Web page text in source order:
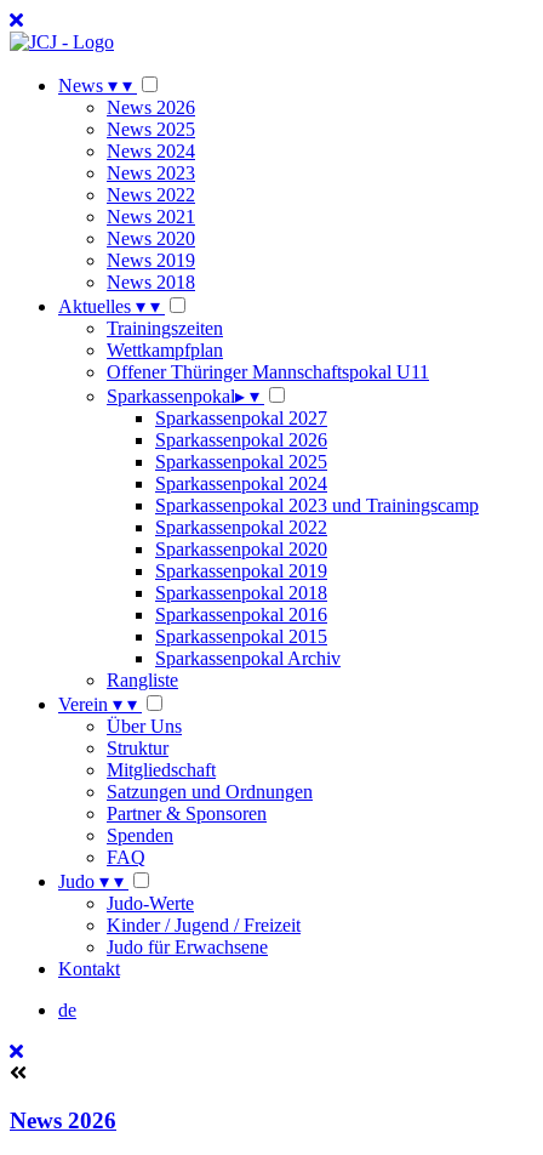
News ▾ ▾
News 2026
News 2025
News 2024
News 2023
News 2022
News 2021
News 2020
News 2019
News 2018
Aktuelles ▾ ▾
Trainingszeiten
Wettkampfplan
Offener Thüringer Mannschaftspokal U11
Sparkassenpokal▸ ▾
Sparkassenpokal 2027
Sparkassenpokal 2026
Sparkassenpokal 2025
Sparkassenpokal 2024
Sparkassenpokal 2023 und Trainingscamp
Sparkassenpokal 2022
Sparkassenpokal 2020
Sparkassenpokal 2019
Sparkassenpokal 2018
Sparkassenpokal 2016
Sparkassenpokal 2015
Sparkassenpokal Archiv
Rangliste
Verein ▾ ▾
Über Uns
Struktur
Mitgliedschaft
Satzungen und Ordnungen
Partner & Sponsoren
Spenden
FAQ
Judo ▾ ▾
Judo-Werte
Kinder / Jugend / Freizeit
Judo für Erwachsene
Kontakt
de
News 2026